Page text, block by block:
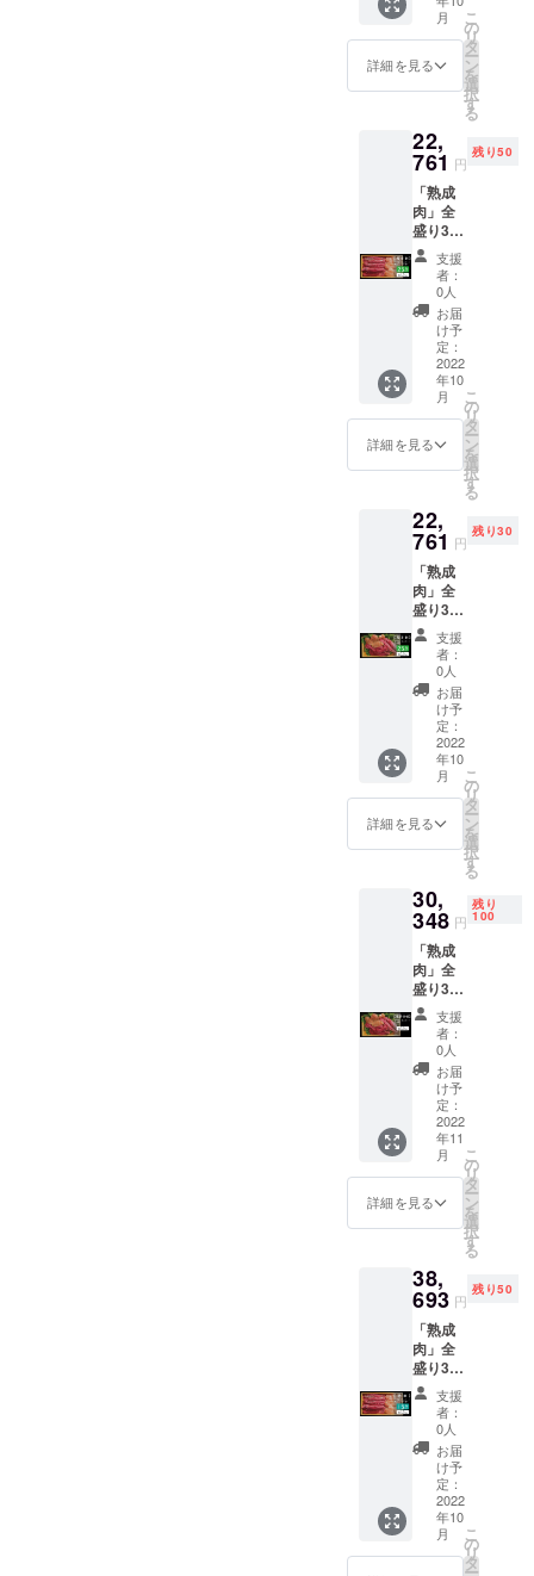
・賞味/
消費期
造日よ
り180日
産地：
国産
量：牛
肉/約
豚肉/約
500g、
保存方
法：冷
凍
−20℃
以下 ・
添加物
表示：
無 ・ア
レル
ギー表
示：
牛、
豚、鶏
・賞味/
消費期
造日よ
り180日
産地：
国産
豚肉、
鶏肉 ・
内容
量：牛
500g、
鶏肉/約
保存方
法：冷
凍
−20℃
以下 ・
添加物
表示：
無 ・ア
レル
ギー表
示：
牛、
・賞味/
消費期
り180日
・主原
料の原
産地：
国産
15,174
円引き
の超お
買い得
リ／約
1.0kg
・豚ヒ
レ／約
1.0kg
・鶏胸
肉／約
1.0kg ※
本製品
は冷凍
発送と
なりま
す。 ※
賞味期
限：製
造日か
ら冷凍
※解凍し
は風味
を損な
お早め
にお召
し上が
りくだ
さい ・
名称：
熟成肉3
点盛り
合わ
せ.CF
・原材
料名：
豚肉、
鶏肉 ・
肉/約
1kg、豚
肉/約
1kg、鶏
肉/約
1kg ・
保存方
法：冷
凍
−20℃
以下 ・
添加物
表示：
無 ・ア
レル
示：
牛、
消費期
限：製
造日よ
り180日
・主原
料の原
産地：
国産
［一般
販売予
定価格
45,521
円］
F キャ
ンプ
ファイ
ヤー限
定早割
価格
50％OF
Fでの価
格30
セット
のみご
用意い
たしま
した。
22,760
円引き
の超お
牛サガ
リ／約
1.5kg
・豚ヒ
レ／約
1.5kg
・鶏胸
肉／約
1.5kg ※
本製品
は冷凍
発送と
なりま
す。 ※
賞味期
限：製
造日か
で6か月
てから
は風味
うため
お早め
にお召
し上が
りくだ
さい ・
名称：
熟成肉3
点盛り
合わ
せ.CF
・原材
牛肉、
豚肉、
量：牛
肉/約
1.5kg、
豚肉/約
1.5kg、
鶏肉/約
1.5kg
・保存
方法：
冷凍
−20℃
以下 ・
添加物
表示：
無 ・ア
月
詳細を見る
こ
の
リ
タ
ー
ン
を
選
択
す
る
22,
761 円
残り50
「熟成
肉」全
盛り3点
セッ
ト・超
スペ
シャル
盛り約
4.5kg（
10〜12
人分）
［一般
販売予
定価格
45,521
円］
F 超早
割価格
25％OF
Fでの価
格30
セット
のみご
用意い
たしま
した。
11,380
円引き
の超お
買い得
価格で
す。 ・
牛サガ
レ／約
1.5kg
・鶏胸
肉／約
1.5kg ※
本製品
は冷凍
発送と
なりま
す。 ※
賞味期
限：製
造日か
ら冷凍
で6か月
※解凍し
てから
お早め
にお召
りくだ
さい ・
名称：
熟成肉3
点盛り
合わ
せ.CF
・原材
料名：
牛肉、
豚肉、
鶏肉 ・
支援
者：
0人
お届
け予
定：
2022
年10
月
詳細を見る
こ
の
リ
タ
ー
ン
を
選
択
す
る
22,
761 円
残り30
「熟成
肉」全
盛り3点
セッ
ト・メ
ガ盛り
約
3.2kg（
6〜8人
分）
［一般
販売予
定価格
30,348
円］
25％OF
割価格
25％OF
Fでの価
格30
セット
のみご
用意い
たしま
した。
7,587円
引きの
超お買
い得価
格で
す。 ・
牛サガ
リ／約
1.0kg
・鶏胸
肉／約
1.0kg ※
本製品
は冷凍
発送と
なりま
す。 ※
賞味期
限：製
造日か
ら冷凍
で6か月
※解凍し
てから
支援
者：
0人
お届
け予
定：
2022
年10
月
詳細を見る
こ
の
リ
タ
ー
ン
を
選
択
す
る
30,
348 円
残り
100
「熟成
肉」全
盛り3点
セッ
ト・メ
ガ盛り
約
3.0kg（
6〜8人
分）
［一般
販売予
定価格
30,348
円］ ・
牛サガ
1.0kg
・豚ヒ
レ／約
1.0kg
・鶏胸
肉／約
1.0kg ※
本製品
は冷凍
発送と
なりま
す。 ※
賞味期
限：製
造日か
ら冷凍
支援
者：
0人
お届
け予
定：
2022
年11
月
詳細を見る
こ
の
リ
タ
ー
ン
を
選
択
す
る
38,
693 円
残り50
「熟成
肉」全
盛り3点
セッ
ト・超
スペ
シャル
盛り約
4.5kg（
10〜12
人分）
［一般
販売予
支援
者：
0人
お届
け予
定：
2022
年10
月
こ
の
リ
タ
ー